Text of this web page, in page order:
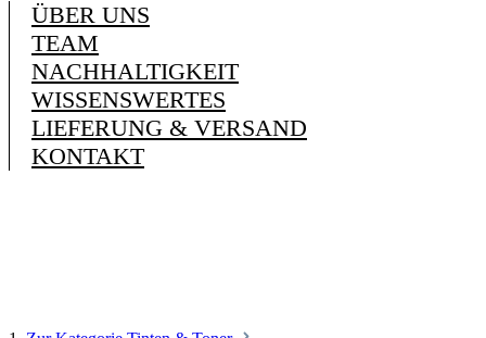
ÜBER UNS
TEAM
NACHHALTIGKEIT
WISSENSWERTES
LIEFERUNG & VERSAND
KONTAKT